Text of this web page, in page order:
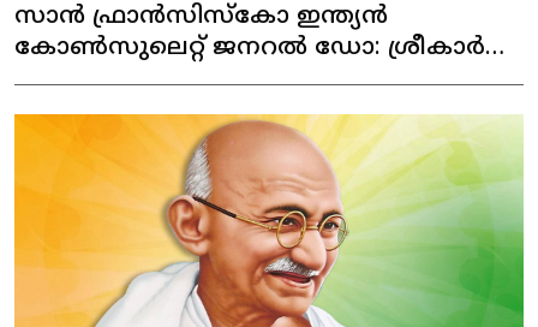
സാൻ ഫ്രാൻസിസ്കോ ഇന്ത്യൻ
കോൺസുലെറ്റ് ജനറൽ ഡോ: ശ്രീകാർ
റെഡ്‌ഡിയുമായി, മലയാളി കമ്മ്യൂണിനിറ്റി
ലീഡേഴ്‌സ് കൂടി കാഴ്ച നടത്തി